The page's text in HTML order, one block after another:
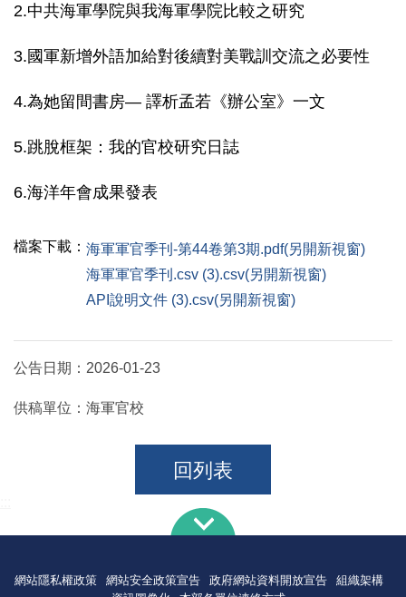
2.中共海軍學院與我海軍學院比較之研究
3.國軍新增外語加給對後續對美戰訓交流之必要性
4.為她留間書房— 譯析孟若《辦公室》一文
5.跳脫框架：我的官校研究日誌
6.海洋年會成果發表
檔案下載： 海軍軍官季刊-第44卷第3期.pdf(另開新視窗)
海軍軍官季刊.csv (3).csv(另開新視窗)
API說明文件 (3).csv(另開新視窗)
公告日期： 2026-01-23
供稿單位： 海軍官校
回列表
網站隱私權政策 網站安全政策宣告 政府網站資料開放宣告
組織架構